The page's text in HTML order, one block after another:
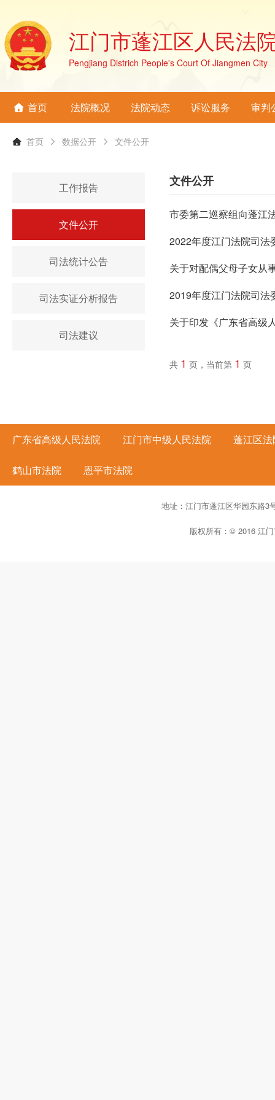
江门市蓬江区人民法
Pengjiang Districh People's Court Of Jiangmen City
首页 法院概况 法院动态 诉讼服务 审判
首页 数据公开 文件公开
工作报告
文件公开
司法统计公告
司法实证分析报告
司法建议
文件公开
市委第二巡察组向蓬江
2022年度江门法院司法
2019年度江门法院司法
关于印发《广东省高级
共 1 页，当前第 1 页
广东省高级人民法院 江门市中级人民法院 蓬江区法
鹤山市法院 恩平市法院
地址：江门市蓬江区华园东路3
版权所有：© 2016 江